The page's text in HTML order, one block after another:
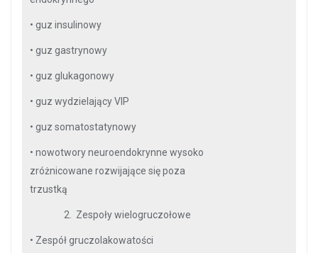
• guz insulinowy
• guz gastrynowy
• guz glukagonowy
• guz wydzielający VIP
• guz somatostatynowy
• nowotwory neuroendokrynne wysoko
zróżnicowane rozwijające się poza
trzustką
2. Zespoły wielogruczołowe
• Zespół gruczolakowatości